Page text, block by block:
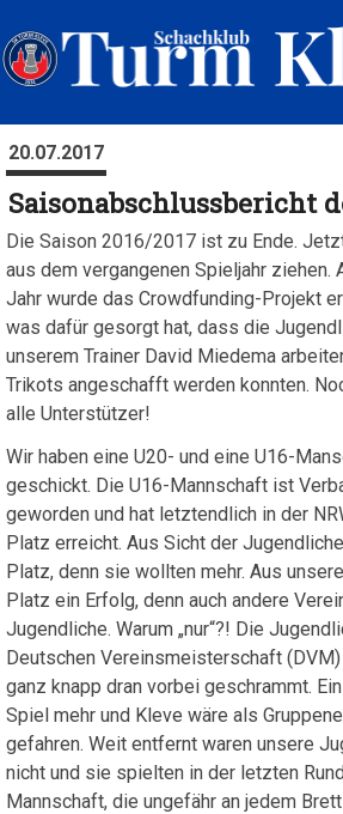
20.07.2017
Saisonabschlussbericht
Die Saison 2016/2017 ist zu Ende.
aus dem vergangenen Spieljahr
Jahr wurde das Crowdfunding-Projekt
was dafür gesorgt hat, dass die
unserem Trainer David Miedema
Trikots angeschafft werden konnten.
alle Unterstützer!
Wir haben eine U20- und eine U16-
geschickt. Die U16-Mannschaft ist
geworden und hat letztendlich in der
Platz erreicht. Aus Sicht der
Platz, denn sie wollten mehr. Aus
Platz ein Erfolg, denn auch andere
Jugendliche. Warum „nur“?! Die
Deutschen Vereinsmeisterschaft
ganz knapp dran vorbei geschrammt.
Spiel mehr und Kleve wäre als
gefahren. Weit entfernt waren unsere
nicht und sie spielten in der letzten
Mannschaft, die ungefähr an jedem